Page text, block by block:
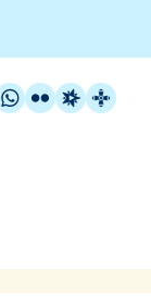
FlickrRadio